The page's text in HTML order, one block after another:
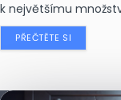
k největšímu
PŘEČTĚTE SI